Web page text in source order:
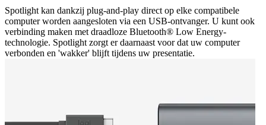
Spotlight kan dankzij plug-and-play direct op elke compatibele
computer worden aangesloten via een USB-ontvanger. U kunt ook
verbinding maken met draadloze Bluetooth® Low Energy-
technologie. Spotlight zorgt er daarnaast voor dat uw computer
verbonden en 'wakker' blijft tijdens uw presentatie.